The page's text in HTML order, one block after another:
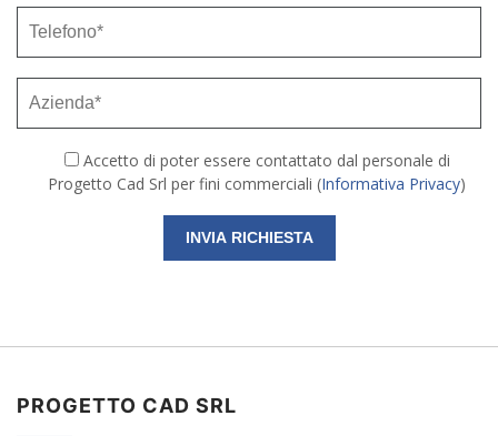
Accetto di poter essere contattato dal personale di
Progetto Cad Srl per fini commerciali (Informativa Privacy)
PROGETTO CAD SRL